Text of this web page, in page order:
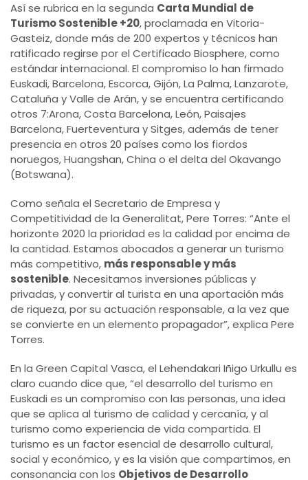
Así se rubrica en la segunda Carta Mundial de
Turismo Sostenible +20, proclamada en Vitoria-
Gasteiz, donde más de 200 expertos y técnicos han
ratificado regirse por el Certificado Biosphere, como
estándar internacional. El compromiso lo han firmado
Euskadi, Barcelona, Escorca, Gijón, La Palma, Lanzarote,
Cataluña y Valle de Arán, y se encuentra certificando
otros 7:Arona, Costa Barcelona, León, Paisajes
Barcelona, Fuerteventura y Sitges, además de tener
presencia en otros 20 países como los fiordos
noruegos, Huangshan, China o el delta del Okavango
(Botswana).
Como señala el Secretario de Empresa y
Competitividad de la Generalitat, Pere Torres: “Ante el
horizonte 2020 la prioridad es la calidad por encima de
la cantidad. Estamos abocados a generar un turismo
más competitivo, más responsable y más
sostenible. Necesitamos inversiones públicas y
privadas, y convertir al turista en una aportación más
de riqueza, por su actuación responsable, a la vez que
se convierte en un elemento propagador”, explica Pere
Torres.
En la Green Capital Vasca, el Lehendakari Iñigo Urkullu es
claro cuando dice que, “el desarrollo del turismo en
Euskadi es un compromiso con las personas, una idea
que se aplica al turismo de calidad y cercanía, y al
turismo como experiencia de vida compartida. El
turismo es un factor esencial de desarrollo cultural,
social y económico, y es la visión que compartimos, en
consonancia con los Objetivos de Desarrollo